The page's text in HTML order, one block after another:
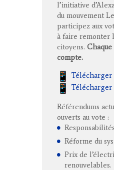
l’initiative
du mouvement
participez aux
à faire remonter
citoyens.
compte.
Télécharger
Télécharger
Référendums
ouverts au vote :
Réforme du
Prix de
renouvelables.